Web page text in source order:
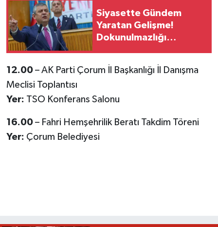
Siyasette Gündem
Yaratan Gelişme!
Dokunulmazlığı
12.00– AK Parti Çorum İl Başkanlığı İl Danışma
Meclisi Toplantısı
Yer: TSO Konferans Salonu
16.00– Fahri Hemşehrilik Beratı Takdim Töreni
Yer: Çorum Belediyesi